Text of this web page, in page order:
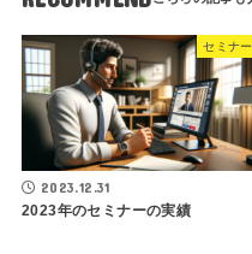
セミナー
2023.12.31
2023年のセミナーの実績